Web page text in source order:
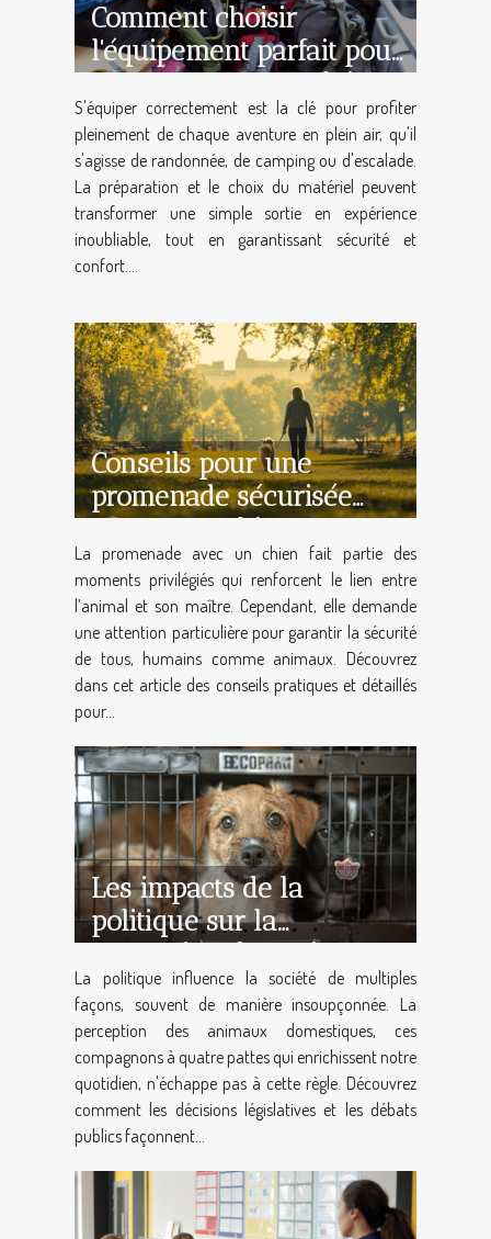
Comment choisir
l'équipement parfait pour
vos aventures en plein
air ?
S'équiper correctement est la clé pour profiter
pleinement de chaque aventure en plein air, qu'il
s'agisse de randonnée, de camping ou d'escalade.
La préparation et le choix du matériel peuvent
transformer une simple sortie en expérience
inoubliable, tout en garantissant sécurité et
confort....
Conseils pour une
promenade sécurisée
avec votre chien
La promenade avec un chien fait partie des
moments privilégiés qui renforcent le lien entre
l’animal et son maître. Cependant, elle demande
une attention particulière pour garantir la sécurité
de tous, humains comme animaux. Découvrez
dans cet article des conseils pratiques et détaillés
pour...
Les impacts de la
politique sur la
perception des animaux
domestiques
La politique influence la société de multiples
façons, souvent de manière insoupçonnée. La
perception des animaux domestiques, ces
compagnons à quatre pattes qui enrichissent notre
quotidien, n'échappe pas à cette règle. Découvrez
comment les décisions législatives et les débats
publics façonnent...